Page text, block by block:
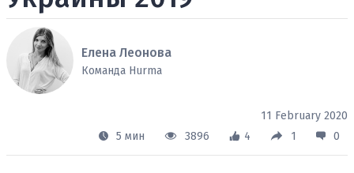
Елена Леонова
Команда Hurma
11 February 2020
5 мин
3896 4 1 0